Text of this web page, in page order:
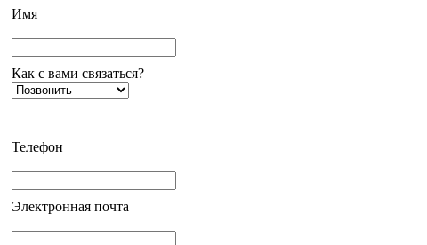
Имя
Как с вами связаться?
Телефон
Электронная почта